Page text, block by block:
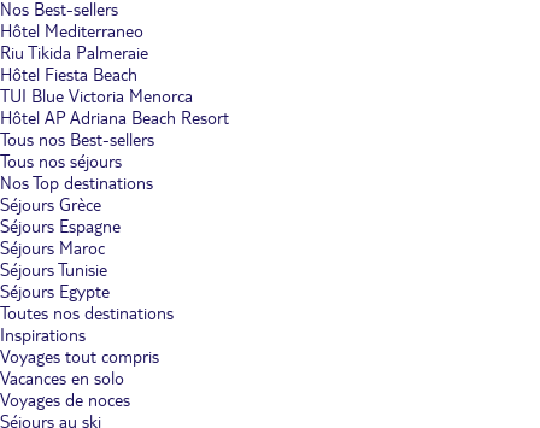
Nos Best-sellers
Hôtel Mediterraneo
Riu Tikida Palmeraie
Hôtel Fiesta Beach
TUI Blue Victoria Menorca
Hôtel AP Adriana Beach Resort
Tous nos Best-sellers
Tous nos séjours
Nos Top destinations
Séjours Grèce
Séjours Espagne
Séjours Maroc
Séjours Tunisie
Séjours Egypte
Toutes nos destinations
Inspirations
Voyages tout compris
Vacances en solo
Voyages de noces
Séjours au ski